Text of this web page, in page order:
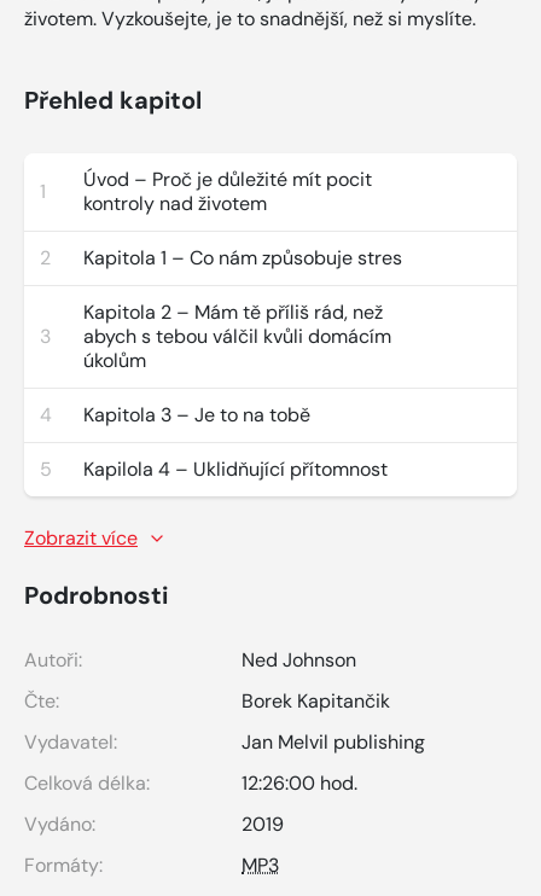
životem. Vyzkoušejte, je to snadnější, než si myslíte.
Přehled kapitol
1
Úvod – Proč je důležité mít pocit
kontroly nad životem
2 Kapitola 1 – Co nám způsobuje stres
3
Kapitola 2 – Mám tě příliš rád, než
abych s tebou válčil kvůli domácím
úkolům
4 Kapitola 3 – Je to na tobě
5 Kapilola 4 – Uklidňující přítomnost
Zobrazit více
Podrobnosti
Autoři:
Ned Johnson
Čte:
Borek Kapitančik
Vydavatel:
Jan Melvil publishing
Celková délka:
12:26:00 hod.
Vydáno:
2019
Formáty:
MP3